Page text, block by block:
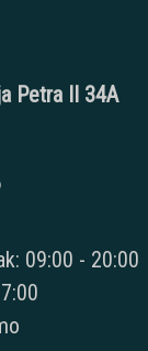
Petra II 34A
09:00 - 20:00